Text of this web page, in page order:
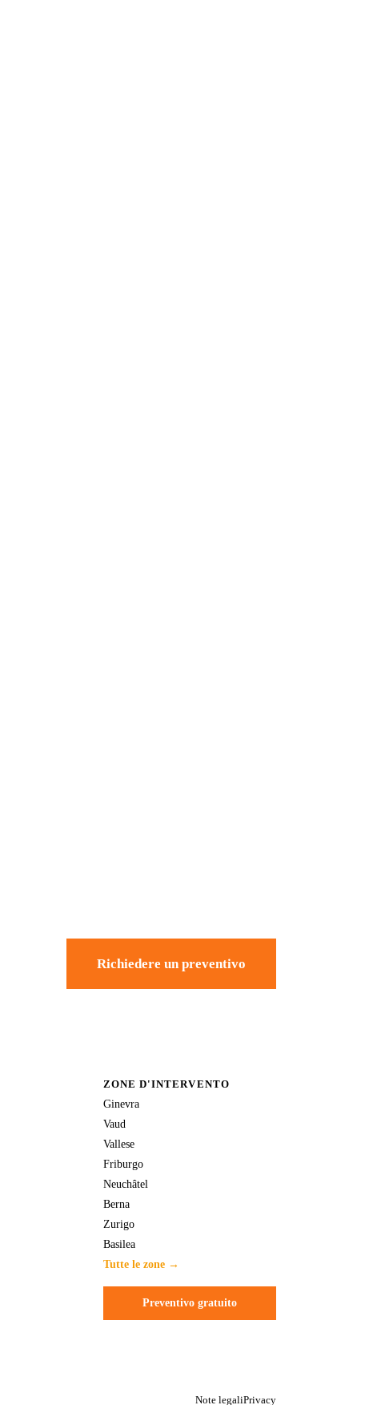
Richiedere un preventivo
ZONE D'INTERVENTO
Ginevra
Vaud
Vallese
Friburgo
Neuchâtel
Berna
Zurigo
Basilea
Tutte le zone →
Preventivo gratuito
Note legaliPrivacy